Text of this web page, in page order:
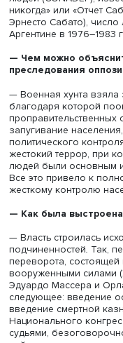
Матери,
Однако в Аргентине
беременные
родов. Затем их
усыновление»,
«правильное», а не
не было даже в Чили.
последней
предметом
вести и погибло
правозащитники
Согласно отчету
людей (CONADEP),
никогда» или